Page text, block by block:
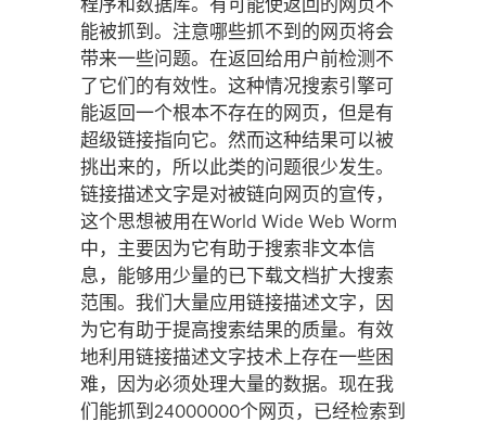
程序和数据库。有可能使返回的网页不
能被抓到。注意哪些抓不到的网页将会
带来一些问题。在返回给用户前检测不
了它们的有效性。这种情况搜索引擎可
能返回一个根本不存在的网页，但是有
超级链接指向它。然而这种结果可以被
挑出来的，所以此类的问题很少发生。
链接描述文字是对被链向网页的宣传，
这个思想被用在World Wide Web Worm
中，主要因为它有助于搜索非文本信
息，能够用少量的已下载文档扩大搜索
范围。我们大量应用链接描述文字，因
为它有助于提高搜索结果的质量。有效
地利用链接描述文字技术上存在一些困
难，因为必须处理大量的数据。现在我
们能抓到24000000个网页，已经检索到